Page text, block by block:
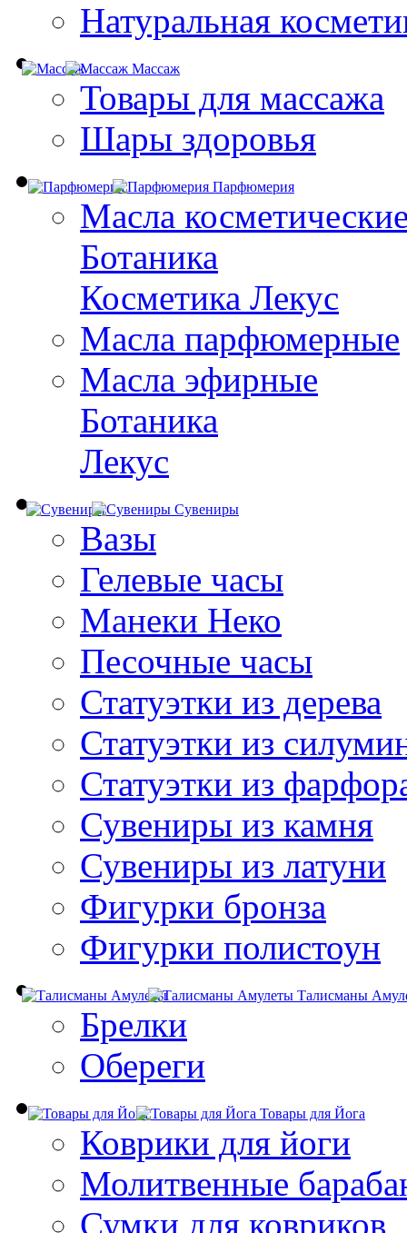
Натуральная
Массаж
Товары для массажа
Шары здоровья
Парфюмерия
Масла
Ботаника
Косметика Лекус
Масла парфюмерные
Масла эфирные
Ботаника
Лекус
Сувениры
Вазы
Гелевые часы
Манеки Неко
Песочные часы
Статуэтки из дерева
Статуэтки из
Статуэтки из
Сувениры из камня
Сувениры из латуни
Фигурки бронза
Фигурки полистоун
Талисманы
Брелки
Обереги
Товары для Йога
Коврики для йоги
Молитвенные
Сумки для ковриков